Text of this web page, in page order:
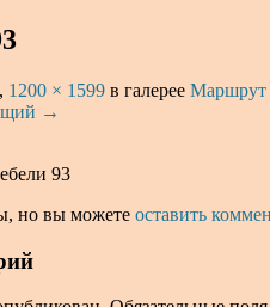
, 1200 × 1599 в галерее Маршрут
→
93
но вы можете оставить